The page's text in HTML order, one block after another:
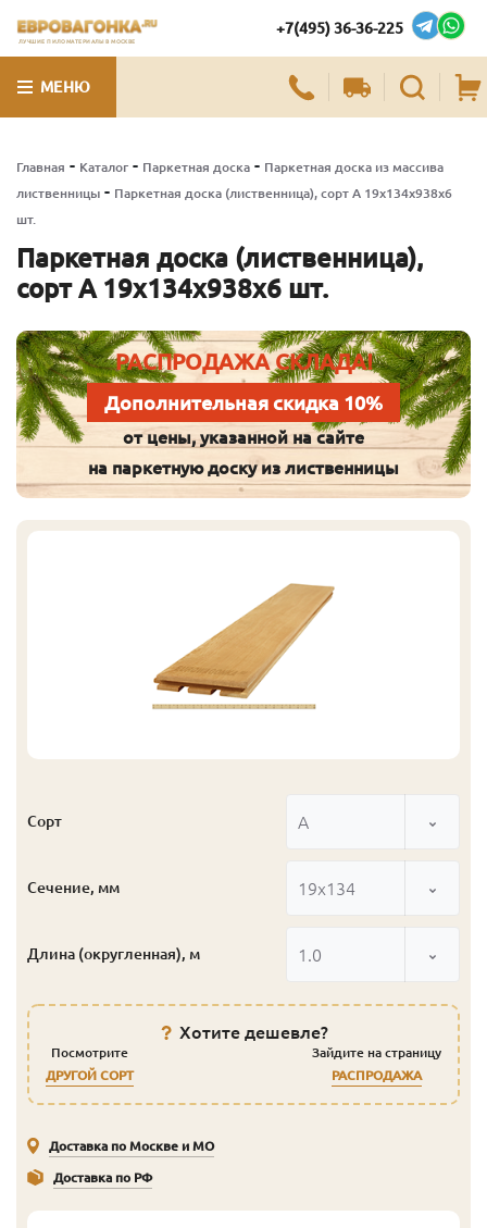
ЛУЧШИЕ ПИЛОМАТЕРИАЛЫ В МОСКВЕ
+7(495) 36-36-225
МЕНЮ
Главная - Каталог - Паркетная доска - Паркетная доска из массива
лиственницы - Паркетная доска (лиственница), сорт А 19х134х938х6
шт.
Паркетная доска (лиственница),
сорт А 19х134х938х6 шт.
РАСПРОДАЖА СКЛАДА!
Дополнительная скидка 10%
от цены, указанной на сайте
на паркетную доску из лиственницы
Сорт А
Сечение, мм 19x134
Длина (округленная), м 1.0
Хотите дешевле?
Посмотрите
ДРУГОЙ СОРТ
Зайдите на страницу
РАСПРОДАЖА
Доставка по Москве и МО
Доставка по РФ